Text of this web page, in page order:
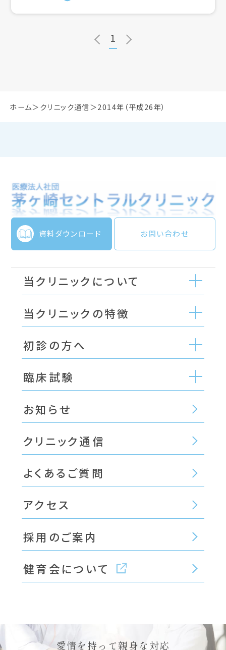
ホーム クリニック通信 2014年（平成26年）
1
資料ダウンロード お問い合わせ
当クリニックについて
当クリニックの特徴
初診の方へ
臨床試験
お知らせ
クリニック通信
よくあるご質問
アクセス
採用のご案内
健育会について
愛情を持って親身な対応